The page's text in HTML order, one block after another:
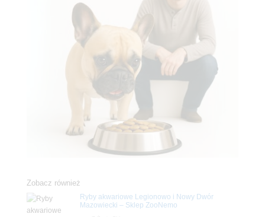
Zobacz również
Ryby akwariowe Legionowo i Nowy Dwór
Mazowiecki – Sklep ZooNemo